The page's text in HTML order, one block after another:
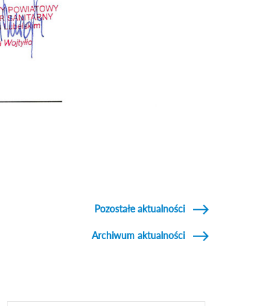
Pozostałe aktualności
Archiwum aktualności